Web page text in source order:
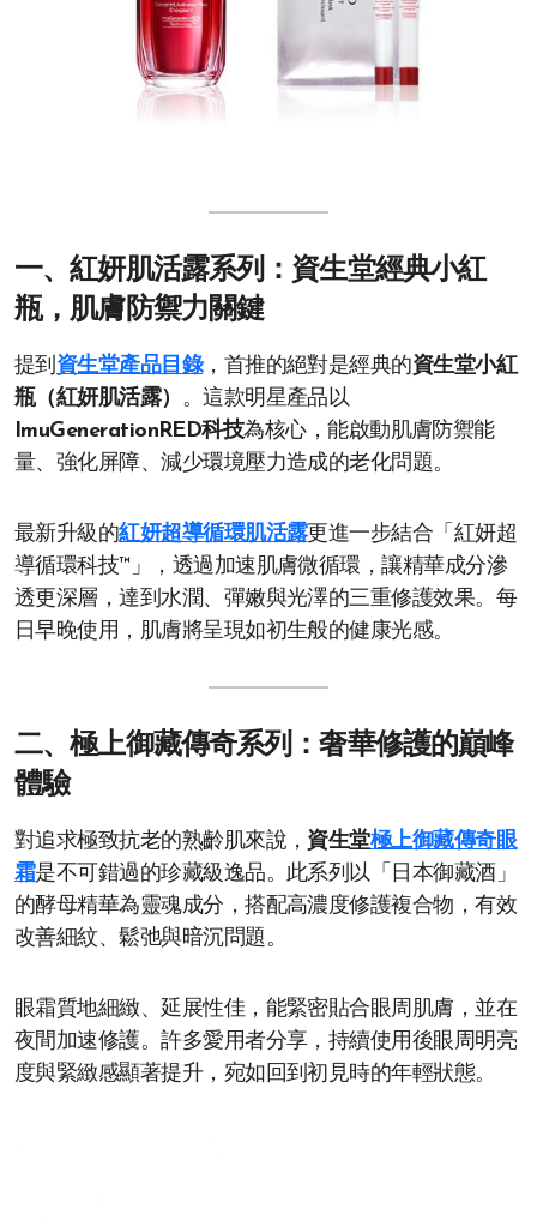
一、紅妍肌活露系列：資生堂經典小紅
瓶，肌膚防禦力關鍵
提到資生堂產品目錄，首推的絕對是經典的資生堂小紅
瓶（紅妍肌活露） 。這款明星產品以
ImuGenerationRED科技為核心，能啟動肌膚防禦能
量、強化屏障、減少環境壓力造成的老化問題。
最新升級的紅妍超導循環肌活露更進一步結合「紅妍超
導循環科技™」，透過加速肌膚微循環，讓精華成分滲
透更深層，達到水潤、彈嫩與光澤的三重修護效果。每
日早晚使用，肌膚將呈現如初生般的健康光感。
二、極上御藏傳奇系列：奢華修護的巔峰
體驗
對追求極致抗老的熟齡肌來說， 資生堂極上御藏傳奇眼
霜是不可錯過的珍藏級逸品。此系列以「日本御藏酒」
的酵母精華為靈魂成分，搭配高濃度修護複合物，有效
改善細紋、鬆弛與暗沉問題。
眼霜質地細緻、延展性佳，能緊密貼合眼周肌膚，並在
夜間加速修護。許多愛用者分享，持續使用後眼周明亮
度與緊緻感顯著提升，宛如回到初見時的年輕狀態。